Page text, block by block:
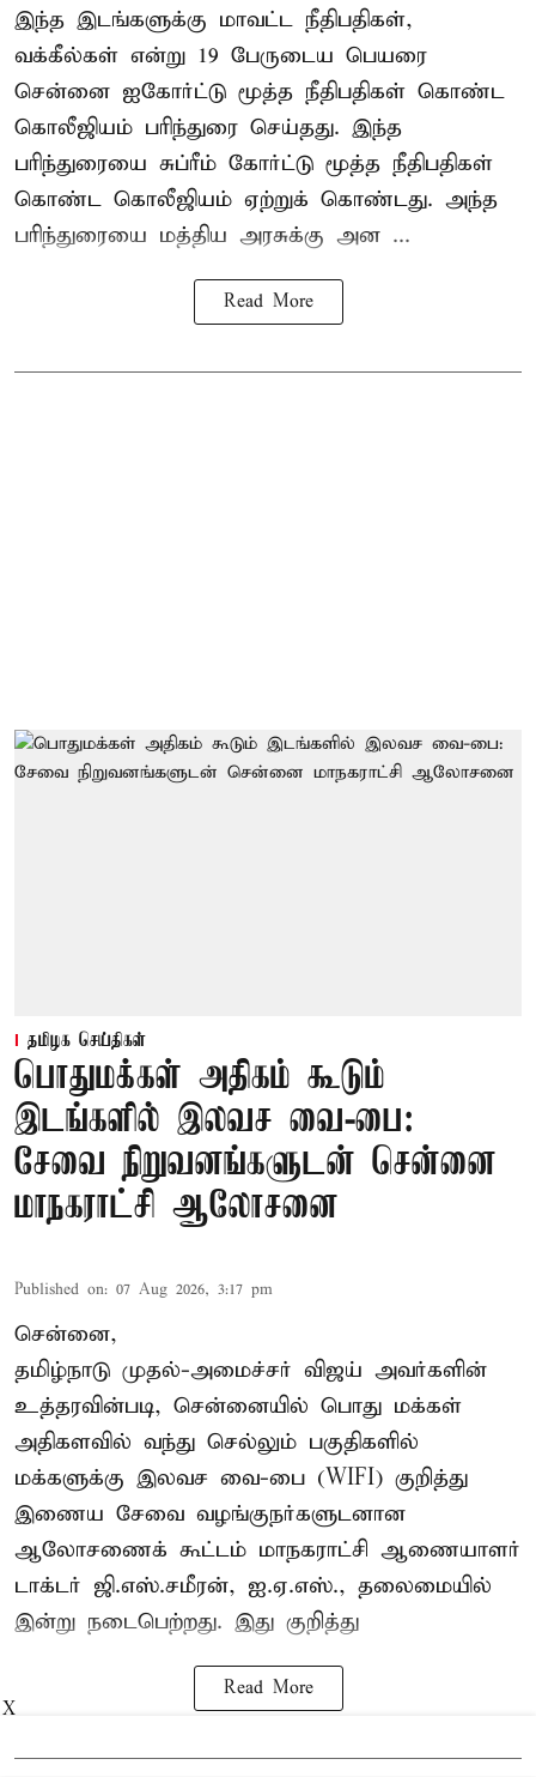
இந்த இடங்களுக்கு மாவட்ட நீதிபதிகள்,
வக்கீல்கள் என்று 19 பேருடைய பெயரை
சென்னை ஐகோர்ட்டு மூத்த நீதிபதிகள் கொண்ட
கொலீஜியம் பரிந்துரை செய்தது. இந்த
பரிந்துரையை சுப்ரீம் கோர்ட்டு மூத்த நீதிபதிகள்
கொண்ட கொலீஜியம் ஏற்றுக் கொண்டது. அந்த
பரிந்துரையை மத்திய அரசுக்கு அன ...
Read More
தமிழக செய்திகள்
பொதுமக்கள் அதிகம் கூடும்
இடங்களில் இலவச வை-பை:
சேவை நிறுவனங்களுடன் சென்னை
மாநகராட்சி ஆலோசனை
Published on: 07 Aug 2026, 3:17 pm
சென்னை,
தமிழ்நாடு முதல்-அமைச்சர் விஜய் அவர்களின்
உத்தரவின்படி, சென்னையில் பொது மக்கள்
அதிகளவில் வந்து செல்லும் பகுதிகளில்
மக்களுக்கு இலவச வை-பை (WIFI) குறித்து
இணைய சேவை வழங்குநர்களுடனான
ஆலோசணைக் கூட்டம் மாநகராட்சி ஆணையாளர்
டாக்டர் ஜி.எஸ்.சமீரன், ஐ.ஏ.எஸ்., தலைமையில்
இன்று நடைபெற்றது. இது குறித்து
Read More
X